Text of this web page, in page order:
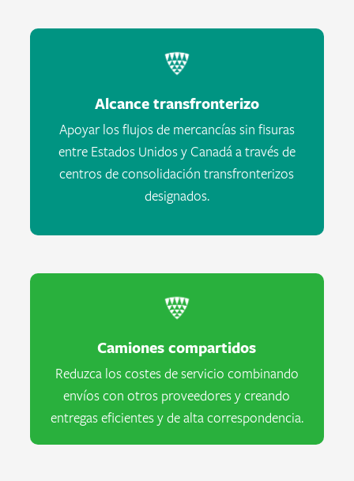
Alcance transfronterizo
Apoyar los flujos de mercancías sin fisuras
entre Estados Unidos y Canadá a través de
centros de consolidación transfronterizos
designados.
Camiones compartidos
Reduzca los costes de servicio combinando
envíos con otros proveedores y creando
entregas eficientes y de alta correspondencia.